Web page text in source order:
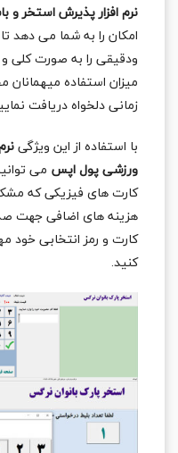
نرم افزار پذیرش استخر
امکان را به شما می دهد
ودقیقی را به صورت کلی
میزان استفاده میهمانان
زمانی دلخواه دریافت
با استفاده از این ویژگی
ورزشی پول اپس می
کارت های فیزیکی که
هزینه های اضافی جهت
کارت و رمز انتخابی خود
کنید.